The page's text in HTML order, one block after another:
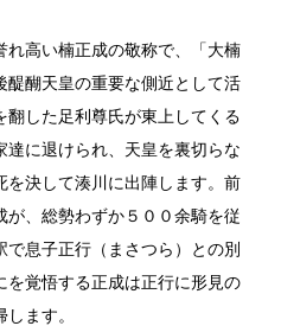
れ高い楠正成の敬称で、「大楠
醍醐天皇の重要な側近として活
した足利尊氏が東上してくる
に退けられ、天皇を裏切らな
を決して湊川に出陣します。前
、総勢わずか５００余騎を従
息子正行（まさつら）との別
を覚悟する正成は正行に形見の
ます。